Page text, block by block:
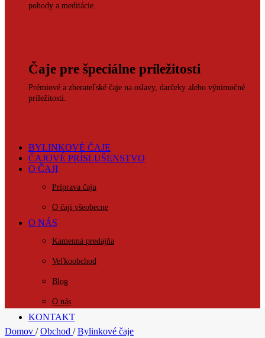
pohody a meditácie.
Čaje pre špeciálne príležitosti
Prémiové a zberateľské čaje na oslavy, darčeky alebo výnimočné
príležitosti.
BYLINKOVÉ ČAJE
ČAJOVÉ PRÍSLUŠENSTVO
O ČAJI
Príprava čaju
O čaji všeobecne
O NÁS
Kamenná predajňa
Veľkoobchod
Blog
O nás
KONTAKT
Domov / Obchod / Bylinkové čaje